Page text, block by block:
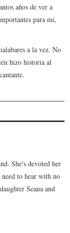
años de ver a
para mí,
a la vez. No
hizo historia al
She's devoted her
to hear with no
Seana and